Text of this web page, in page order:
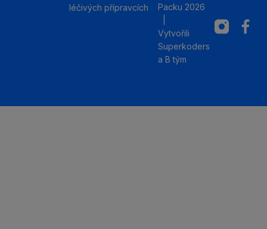
léčivých přípravcích
Packu 2026
Vytvořili
Superkoders
a B tým
Instagram